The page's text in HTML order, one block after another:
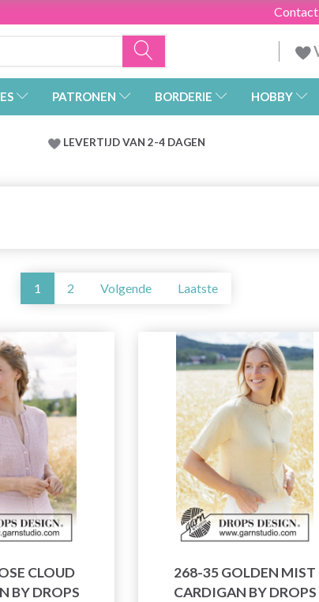
Contact
PATRONEN BORDERIE HOBBY
LEVERTIJD VAN 2-4 DAGEN
1 2 Volgende Laatste
CLOUD
BY DROPS
268-35 GOLDEN MIST
CARDIGAN BY DROPS